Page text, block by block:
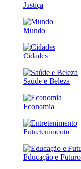
Justiça
Mundo
Cidades
Saúde e Beleza
Economia
Entretenimento
Educação e Futuro